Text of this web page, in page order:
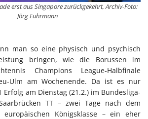
erst aus Singapore zurückgekehrt, Archiv-Foto:
Jörg Fuhrmann
man so eine physisch und psychisch
bringen, wie die Borussen im
Champions League-Halbfinale
Ulm am Wochenende. Da ist es nur
Erfolg am Dienstag (21.2.) im Bundesliga-
TT – zwei Tage nach dem
Königsklasse – ein eher